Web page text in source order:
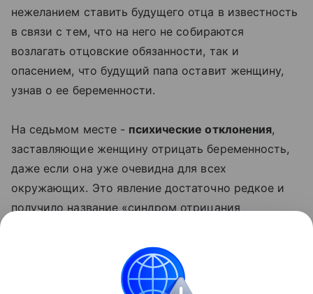
нежеланием ставить будущего отца в известность
в связи с тем, что на него не собираются
возлагать отцовские обязанности, так и
опасением, что будущий папа оставит женщину,
узнав о ее беременности.
На седьмом месте - психические отклонения,
заставляющие женщину отрицать беременность,
даже если она уже очевидна для всех
окружающих. Это явление достаточно редкое и
получило название «синдром отрицания
внимания медицинских работников, таких, как
гинекологи и психиатры, а также работников